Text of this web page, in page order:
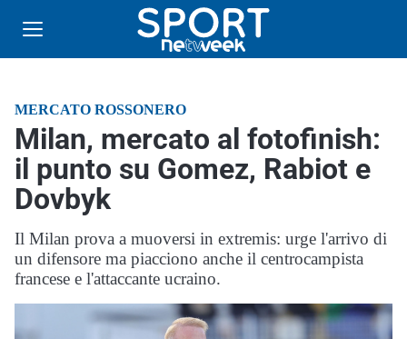
MERCATO ROSSONERO
Milan, mercato al fotofinish:
il punto su Gomez, Rabiot e
Dovbyk
Il Milan prova a muoversi in extremis: urge l'arrivo di
un difensore ma piacciono anche il centrocampista
francese e l'attaccante ucraino.